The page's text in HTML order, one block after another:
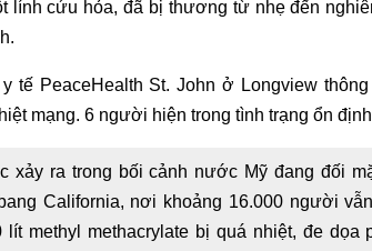
lính cứu hỏa, đã bị thương từ nhẹ đến
y tế PeaceHealth St. John ở Longview
mạng. 6 người hiện trong tình trạng ổn
xảy ra trong bối cảnh nước Mỹ đang đối
California, nơi khoảng 16.000 người
lít methyl methacrylate bị quá nhiệt, đe